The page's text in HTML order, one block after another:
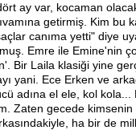
ay var, kocaman
getirmiş. Kim bu
canıma yetti" diye
Emre ile Emine'nin
Bir Laila klasiği yine
yani. Ece Erken ve
adına el ele, kol kola...
Zaten gecede
ha bir de